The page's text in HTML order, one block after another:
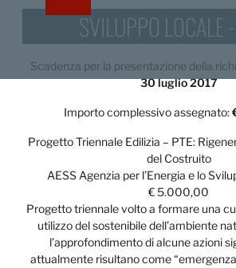
SVILUPPO LOCALE
Scadenza per la presentazione della
30 luglio 2017
Importo complessivo assegnato:
Progetto Triennale Edilizia – PTE:
del Costruito
AESS Agenzia per l’Energia e lo
€ 5.000,00
Progetto triennale volto a formare una
utilizzo del sostenibile dell’ambiente
l’approfondimento di alcune azioni
attualmente risultano come